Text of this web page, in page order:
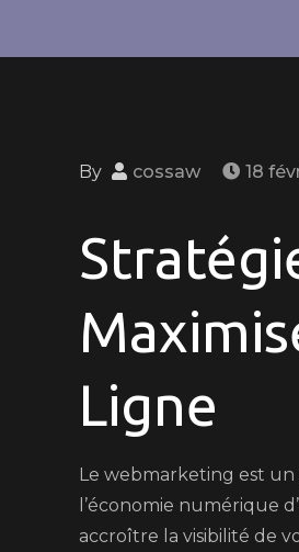
By cossaw 18
Ligne
Le webmarketing est
l’économie numérique
accroître la visibilité de